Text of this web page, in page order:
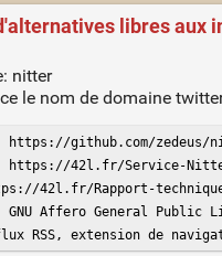
libres aux
nitter
le nom de domaine
https://github.com/
: https://42l.fr/Service-
42l.fr/Rapport-
Affero General Public
RSS, extension de